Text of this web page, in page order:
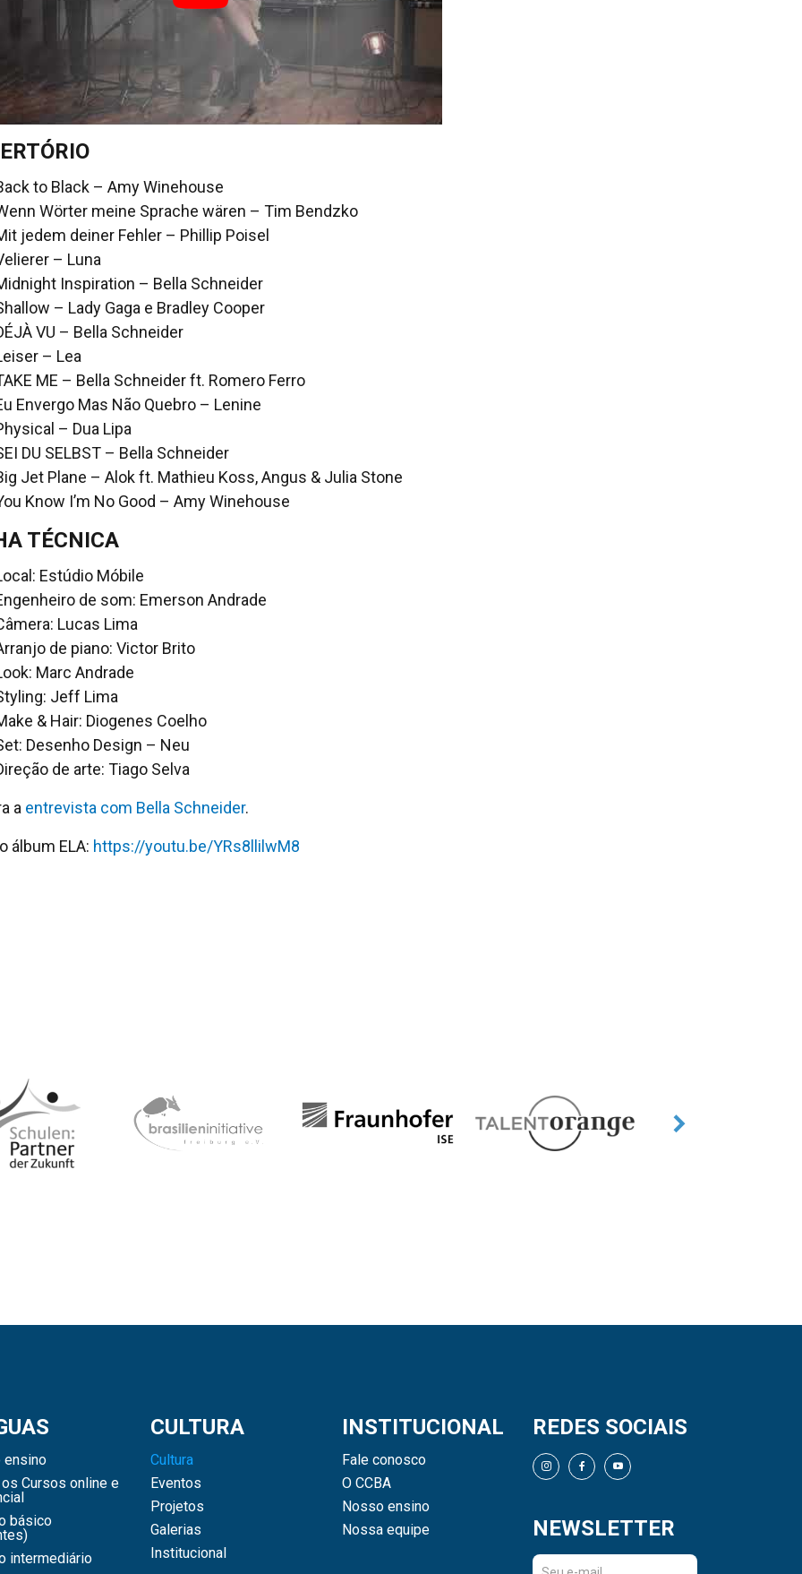
to Black – Amy Winehouse
Wörter meine Sprache wären – Tim Bendzko
jedem deiner Fehler – Phillip Poisel
– Luna
Inspiration – Bella Schneider
– Lady Gaga e Bradley Cooper
VU – Bella Schneider
– Lea
ME – Bella Schneider ft. Romero Ferro
Envergo Mas Não Quebro – Lenine
– Dua Lipa
DU SELBST – Bella Schneider
Jet Plane – Alok ft. Mathieu Koss, Angus & Julia Stone
Know I’m No Good – Amy Winehouse
TÉCNICA
Estúdio Móbile
de som: Emerson Andrade
Lucas Lima
de piano: Victor Brito
Marc Andrade
Jeff Lima
& Hair: Diogenes Coelho
Desenho Design – Neu
de arte: Tiago Selva
a entrevista com Bella Schneider.
álbum ELA: https://youtu.be/YRs8llilwM8
ensino
Cursos online e
básico
intermediário
CULTURA
Cultura
Eventos
Projetos
Galerias
Institucional
INSTITUCIONAL
Fale conosco
O CCBA
Nosso ensino
Nossa equipe
REDES SOCIAIS
NEWSLETTER